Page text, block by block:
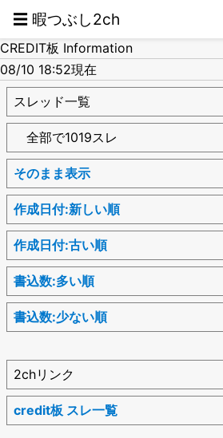
☰ 暇つぶし2ch
CREDIT板 Information
08/10 18:52現在
スレッド一覧
全部で1019スレ
そのまま表示
作成日付:新しい順
作成日付:古い順
書込数:多い順
書込数:少ない順
2chリンク
credit板 スレ一覧